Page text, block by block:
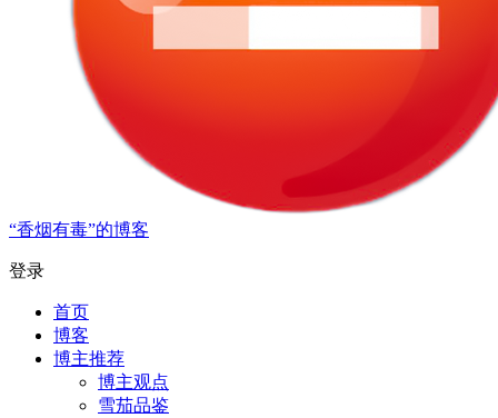
“香烟有毒”的博客
登录
首页
博客
博主推荐
博主观点
雪茄品鉴